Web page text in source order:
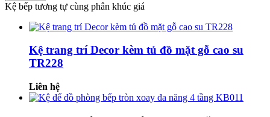
Kệ bếp tương tự cùng phân khúc giá
Kệ trang trí Decor kèm tủ đồ mặt gỗ cao su
TR228
Liên hệ